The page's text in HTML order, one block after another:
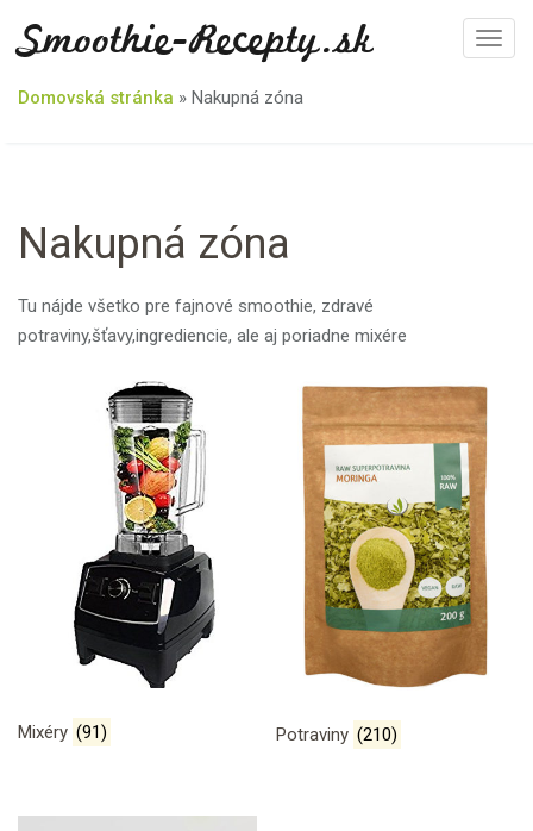
Smoothie-Recepty.sk
T
Domovská stránka » Nakupná zóna
Nakupná zóna
Tu nájde všetko pre fajnové smoothie, zdravé
potraviny,šťavy,ingrediencie, ale aj poriadne mixére
Mixéry (91) Potraviny (210)